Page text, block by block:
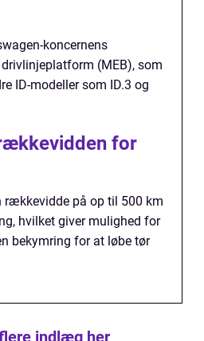
koncernens
(MEB), som
ID-modeller som ID.3 og
for
rækkevidde på op til 500 km
hvilket giver mulighed for
bekymring for at løbe tør
indlæg her